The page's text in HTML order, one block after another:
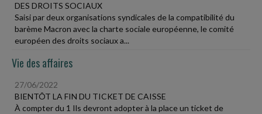
DES DROITS SOCIAUX
Saisi par deux organisations syndicales de la compatibilité du
barème Macron avec la charte sociale européenne, le comité
européen des droits sociaux a...
Vie des affaires
27/06/2022
BIENTÔT LA FIN DU TICKET DE CAISSE
À compter du 1 Ils devront adopter à la place un ticket de